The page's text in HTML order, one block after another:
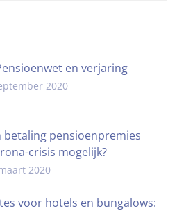
en verjaring
2020
betaling pensioenpremies
crisis mogelijk?
2020
voor hotels en bungalows: